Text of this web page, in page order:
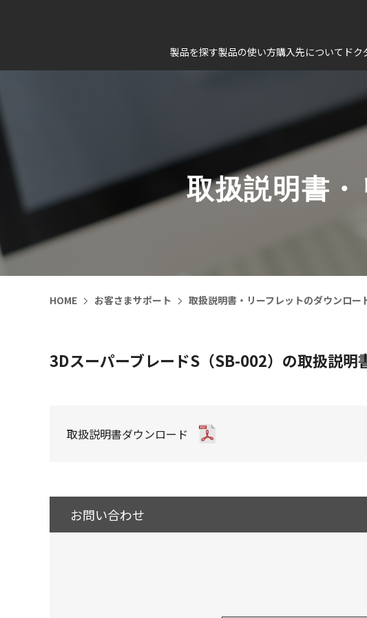
製品を探す製品の使い方購入先について ド
取扱説明書
HOME お客さまサポート 取扱説明書・リーフレットのダウンロー
3DスーパーブレードS（SB-002）の取扱説明
取扱説明書ダウンロード
お問い合わせ